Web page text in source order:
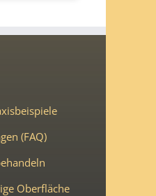
(FAQ)
Oberfläche